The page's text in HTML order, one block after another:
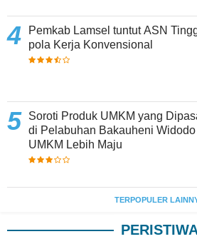
Pemkab Lamsel tuntut ASN
pola Kerja Konvensional
Soroti Produk UMKM yang
di Pelabuhan Bakauheni Widodo
UMKM Lebih Maju
TERPOPULER